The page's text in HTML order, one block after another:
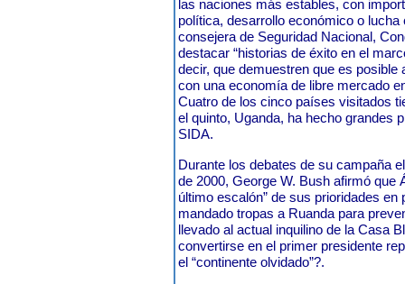
las naciones más estables, con
política, desarrollo económico o
consejera de Seguridad Nacional,
destacar “historias de éxito en el
decir, que demuestren que es
con una economía de libre mercado
Cuatro de los cinco países visitados
el quinto, Uganda, ha hecho grandes
SIDA.
Durante los debates de su campaña
de 2000, George W. Bush afirmó que
último escalón” de sus prioridades
mandado tropas a Ruanda para
llevado al actual inquilino de la Casa
convertirse en el primer presidente
el “continente olvidado”?.